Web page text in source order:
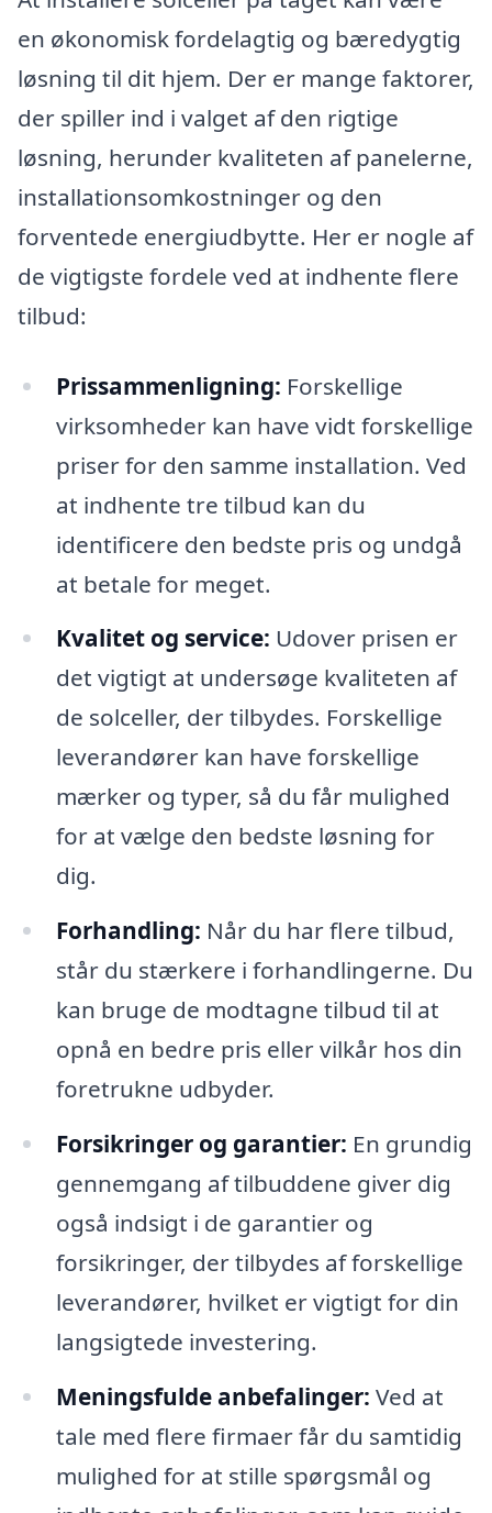
en økonomisk fordelagtig og bæredygtig
løsning til dit hjem. Der er mange faktorer,
der spiller ind i valget af den rigtige
løsning, herunder kvaliteten af panelerne,
installationsomkostninger og den
forventede energiudbytte. Her er nogle af
de vigtigste fordele ved at indhente flere
tilbud:
Prissammenligning: Forskellige
virksomheder kan have vidt forskellige
priser for den samme installation. Ved
at indhente tre tilbud kan du
identificere den bedste pris og undgå
at betale for meget.
Kvalitet og service: Udover prisen er
det vigtigt at undersøge kvaliteten af
de solceller, der tilbydes. Forskellige
leverandører kan have forskellige
mærker og typer, så du får mulighed
for at vælge den bedste løsning for
dig.
Forhandling: Når du har flere tilbud,
står du stærkere i forhandlingerne. Du
kan bruge de modtagne tilbud til at
opnå en bedre pris eller vilkår hos din
foretrukne udbyder.
Forsikringer og garantier: En grundig
gennemgang af tilbuddene giver dig
også indsigt i de garantier og
forsikringer, der tilbydes af forskellige
leverandører, hvilket er vigtigt for din
langsigtede investering.
Meningsfulde anbefalinger: Ved at
tale med flere firmaer får du samtidig
mulighed for at stille spørgsmål og